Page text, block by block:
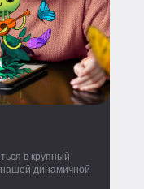
в крупный
нашей динамичной